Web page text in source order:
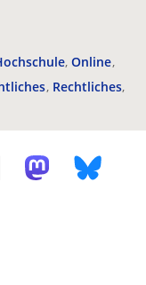
Online
Rechtliches